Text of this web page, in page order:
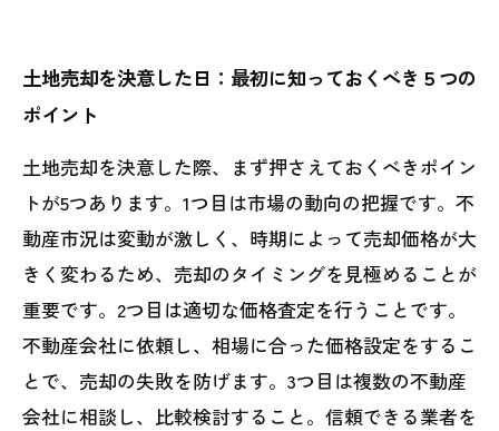
最小限に抑える方法
まとめと今後の展望
初心者でも安心！土地売却で押さえるべき基
本知識と戦略
経験者必見！成功した土地売却に学ぶ実践的
ノウハウ
土地売却を決意した日：最初に知っておくべき５つの
ポイント
土地売却を決意した際、まず押さえておくべきポイン
トが5つあります。1つ目は市場の動向の把握です。不
動産市況は変動が激しく、時期によって売却価格が大
きく変わるため、売却のタイミングを見極めることが
重要です。2つ目は適切な価格査定を行うことです。
不動産会社に依頼し、相場に合った価格設定をするこ
とで、売却の失敗を防げます。3つ目は複数の不動産
会社に相談し、比較検討すること。信頼できる業者を